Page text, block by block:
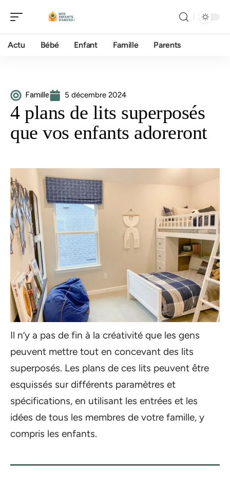
Actu Bébé Enfant Famille Parents
Famille 5 décembre 2024
4 plans de lits superposés
que vos enfants adoreront
Il n’y a pas de fin à la créativité que les gens
peuvent mettre tout en concevant des lits
superposés. Les plans de ces lits peuvent être
esquissés sur différents paramètres et
spécifications, en utilisant les entrées et les
idées de tous les membres de votre famille, y
compris les enfants.